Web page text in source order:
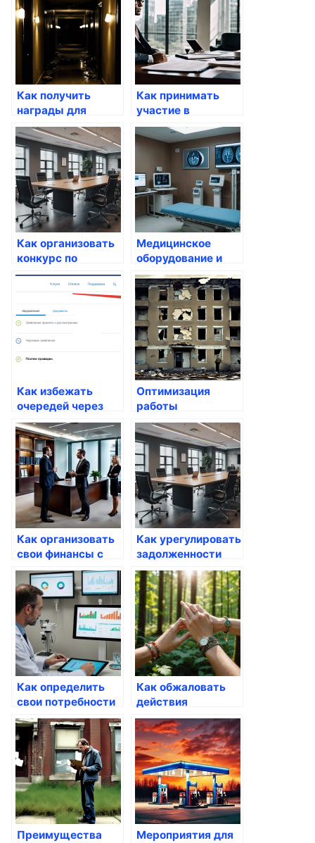
Как получить
награды для
молодежи через
сервис госуслуг
Как принимать
участие в
госпрограммах
через
электронные
решения
Как организовать
конкурс по
улучшению
госуслуг
Медицинское
оборудование и
принадлежности в
Казахстане:
Современные
тенденции и
решения
Как избежать
очередей через
электронные
решения
Оптимизация
работы
государственных
учреждений через
госуслуги
Как организовать
свои финансы с
помощью госуслуг
Как урегулировать
задолженности
через сайты
госуслуг
Как определить
свои потребности
через Госуслуги
Как обжаловать
действия
госорганов через
Госуслуги
Преимущества Мероприятия для